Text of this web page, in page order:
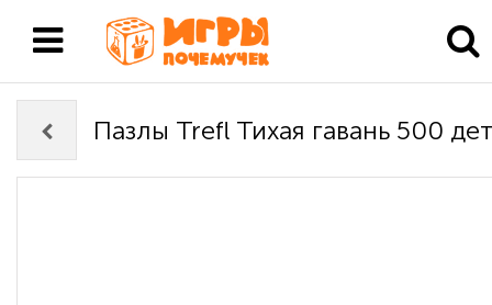
Пазлы Trefl Тихая гавань 500 дет